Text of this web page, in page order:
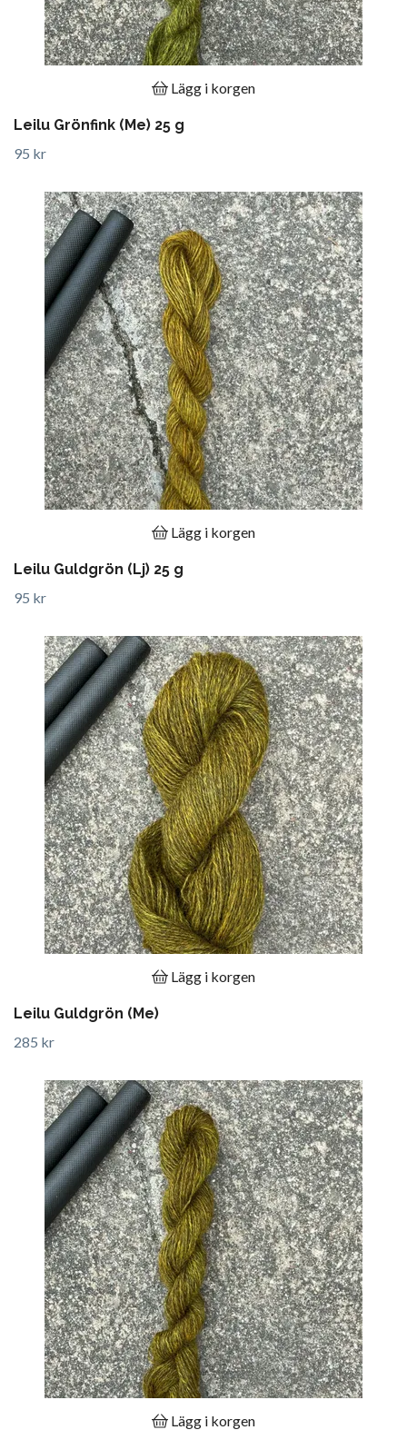
Lägg i korgen
Leilu Grönfink (Me) 25 g
95 kr
Lägg i korgen
Leilu Guldgrön (Lj) 25 g
95 kr
Lägg i korgen
Leilu Guldgrön (Me)
285 kr
Lägg i korgen